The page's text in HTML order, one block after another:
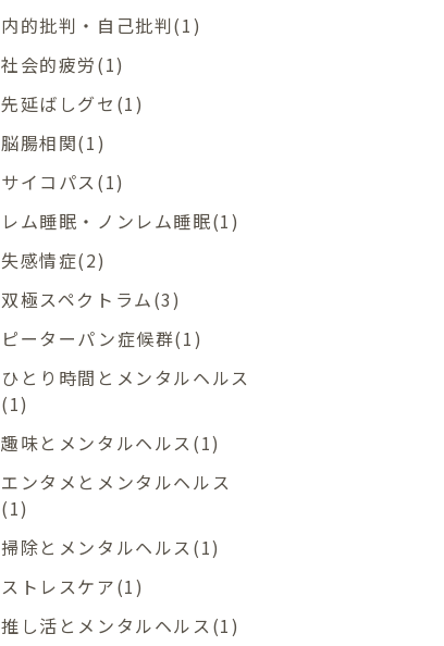
内的批判・自己批判(1)
社会的疲労(1)
先延ばしグセ(1)
脳腸相関(1)
サイコパス(1)
レム睡眠・ノンレム睡眠(1)
失感情症(2)
双極スペクトラム(3)
ピーターパン症候群(1)
ひとり時間とメンタルヘルス
(1)
趣味とメンタルヘルス(1)
エンタメとメンタルヘルス
(1)
掃除とメンタルヘルス(1)
ストレスケア(1)
推し活とメンタルヘルス(1)